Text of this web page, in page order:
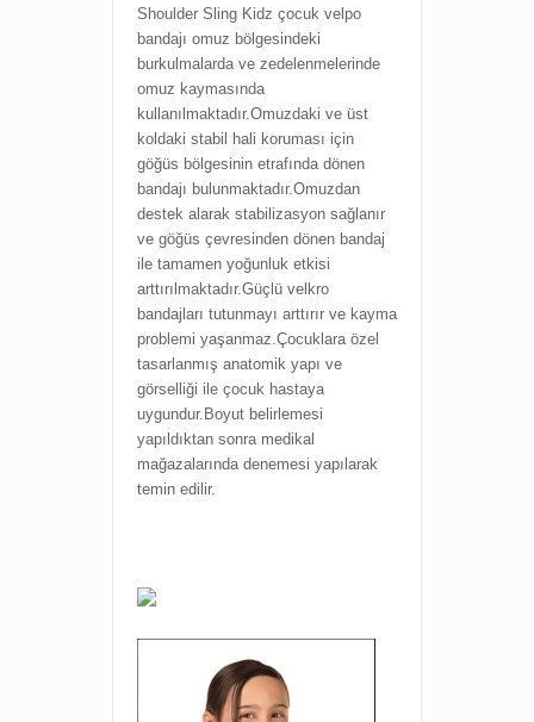
Shoulder Sling Kidz çocuk velpo
bandajı omuz bölgesindeki
burkulmalarda ve zedelenmelerinde
omuz kaymasında
kullanılmaktadır.Omuzdaki ve üst
koldaki stabil hali koruması için
göğüs bölgesinin etrafında dönen
bandajı bulunmaktadır.Omuzdan
destek alarak stabilizasyon sağlanır
ve göğüs çevresinden dönen bandaj
ile tamamen yoğunluk etkisi
arttırılmaktadır.Güçlü velkro
bandajları tutunmayı arttırır ve kayma
problemi yaşanmaz.Çocuklara özel
tasarlanmış anatomik yapı ve
görselliği ile çocuk hastaya
uygundur.Boyut belirlemesi
yapıldıktan sonra medikal
mağazalarında denemesi yapılarak
temin edilir.